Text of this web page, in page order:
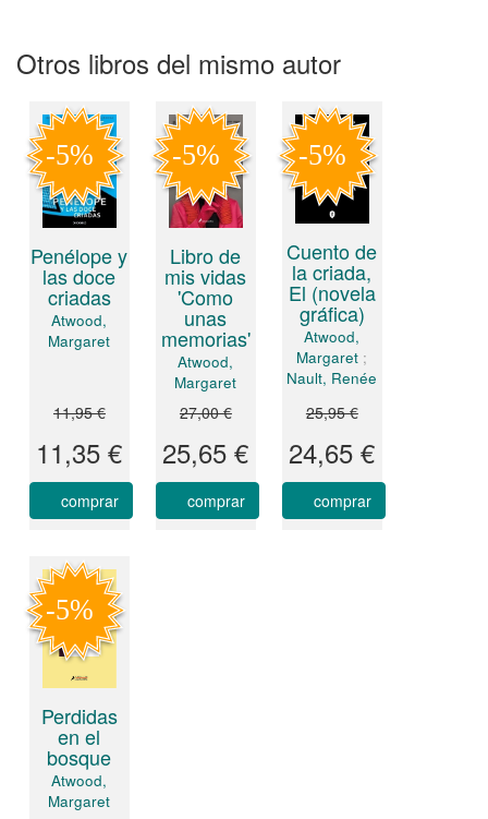
Otros libros del mismo autor
Penélope y
las doce
criadas
Atwood,
Margaret
11,95 €
11,35 €
comprar
Libro de
mis vidas
'Como
unas
memorias'
Atwood,
Margaret
27,00 €
25,65 €
comprar
Cuento de
la criada,
El (novela
gráfica)
Atwood,
Margaret ;
Nault, Renée
25,95 €
24,65 €
comprar
Perdidas
en el
bosque
Atwood,
Margaret